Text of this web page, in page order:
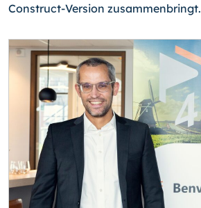
Construct-Version zusammenbringt.